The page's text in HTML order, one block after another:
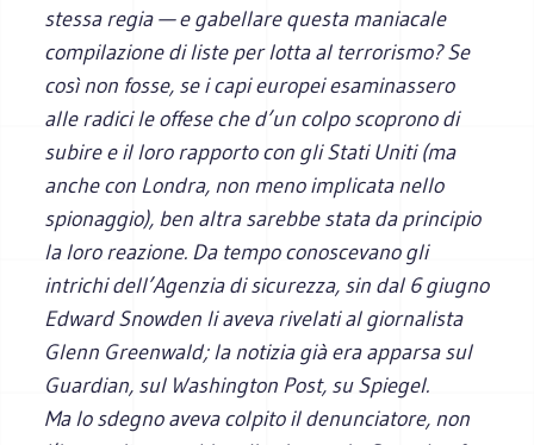
stessa regia — e gabellare questa maniacale
compilazione di liste per lotta al terrorismo? Se
così non fosse, se i capi europei esaminassero
alle radici le offese che d’un colpo scoprono di
subire e il loro rapporto con gli Stati Uniti (ma
anche con Londra, non meno implicata nello
spionaggio), ben altra sarebbe stata da principio
la loro reazione. Da tempo conoscevano gli
intrichi dell’Agenzia di sicurezza, sin dal 6 giugno
Edward Snowden li aveva rivelati al giornalista
Glenn Greenwald; la notizia già era apparsa sul
Guardian, sul Washington Post, suSpiegel.
Ma lo sdegno aveva colpito il denunciatore, non